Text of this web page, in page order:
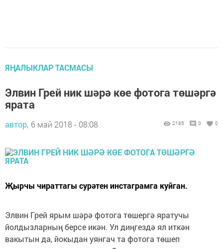
ЯҢАЛЫКЛАР ТАСМАСЫ
Элвин Грей ник шәрә көе фотога төшәргә
ярата
автор, 6 май 2018 - 08:08 2185 0 0
Җырчы чираттагы сурәтен инстаграмга куйган.
Элвин Грей ярым шәрә фотога төшергә яратучы
йолдызларның берсе икән. Ул диңгездә ял иткән
вакытын да, йокыдан уянгач та фотога төшеп